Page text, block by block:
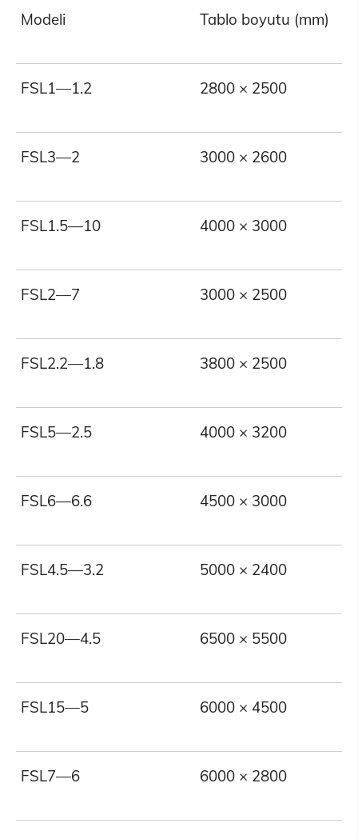
Modeli Tablo boyutu (mm)
FSL1—1.2 2800 × 2500
FSL3—2 3000 × 2600
FSL1.5—10 4000 × 3000
FSL2—7 3000 × 2500
FSL2.2—1.8 3800 × 2500
FSL5—2.5 4000 × 3200
FSL6—6.6 4500 × 3000
FSL4.5—3.2 5000 × 2400
FSL20—4.5 6500 × 5500
FSL15—5 6000 × 4500
FSL7—6 6000 × 2800